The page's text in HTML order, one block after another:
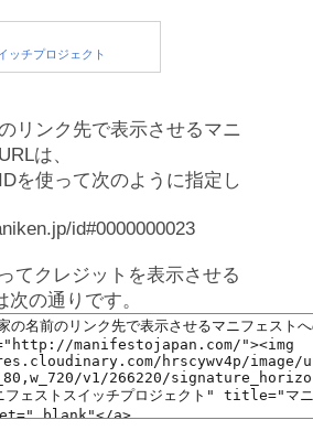
リンク先で表示させるマニ
は、
を使って次のように指定し
id#0000000023
てクレジットを表示させる
の通りです。